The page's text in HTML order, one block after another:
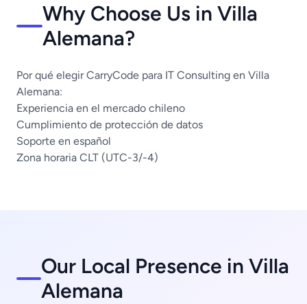
Why Choose Us in Villa
Alemana?
Por qué elegir CarryCode para IT Consulting en Villa
Alemana:
Experiencia en el mercado chileno
Cumplimiento de protección de datos
Soporte en español
Zona horaria CLT (UTC-3/-4)
Our Local Presence in Villa
Alemana